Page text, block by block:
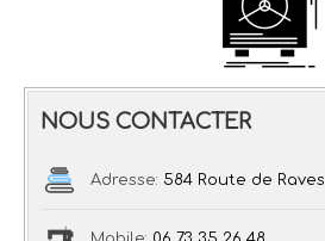
NOUS CONTACTER
Adresse: 584 Route de Raves